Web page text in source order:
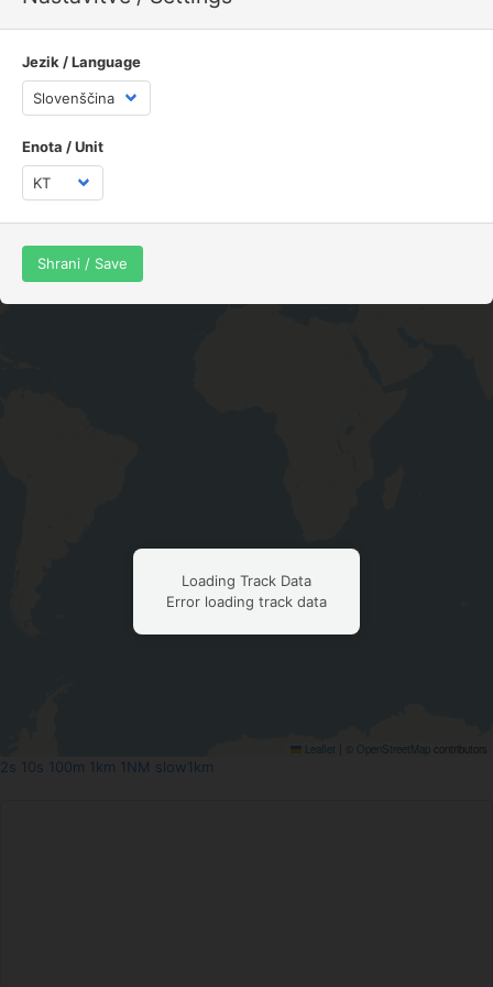
Jezik / Language
Enota / Unit
Shrani / Save
GPX track
+
−
Leaflet OpenStreetMap contributors
2s 10s 100m 1km 1NM slow1km
Loading Track Data
Error loading track data